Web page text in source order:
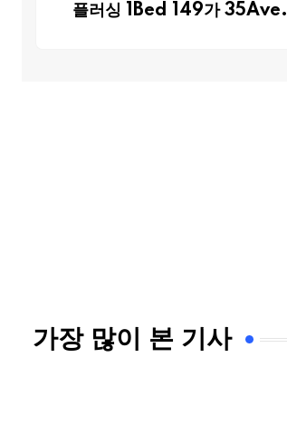
플러싱 1Bed 149가 35Ave.
가장 많이 본 기사